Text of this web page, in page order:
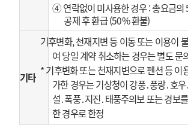
④ 연락없이 미사용한 경우 : 총요금의
공제 후 환급 (50% 환불)
기타
기후변화, 천재지변 등 이동 또는 이용이
여 당일 계약 취소하는 경우는 별도 문
* 기후변화 또는 천재지변으로 펜션 등 이
가한 경우는 기상청이 강풍․풍랑․호우
설․폭풍․지진․태풍주의보 또는 경보
한 경우로 한정